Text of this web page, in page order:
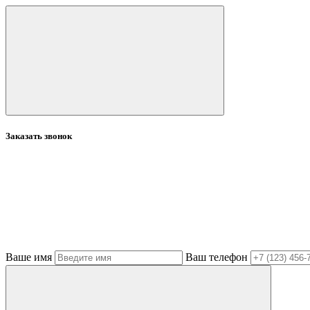
Заказать звонок
Ваше имя Ваш телефон